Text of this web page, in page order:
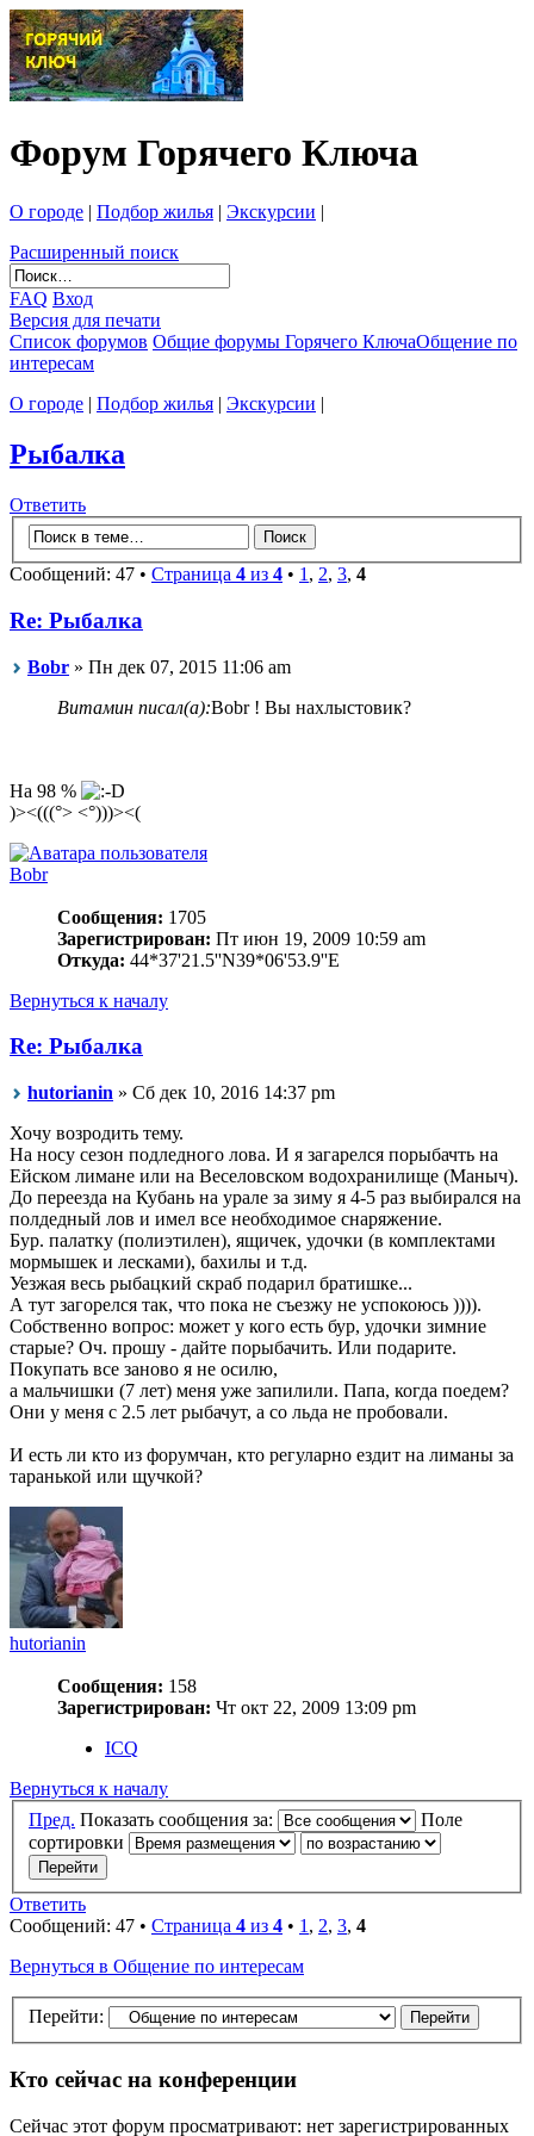
Форум Горячего Ключа
О городе | Подбор жилья | Экскурсии |
Расширенный поиск
FAQ Вход
Версия для печати
Список форумов Общие форумы Горячего КлючаОбщение по
интересам
О городе | Подбор жилья | Экскурсии |
Рыбалка
Ответить
Сообщений: 47 • Страница 4 из 4 • 1 , 2, 3, 4
Re: Рыбалка
Bobr » Пн дек 07, 2015 11:06 am
Витамин писал(а):Bobr ! Вы нахлыстовик?
На 98 %
)><(((°> <°)))><(
Bobr
Сообщения: 1705
Зарегистрирован: Пт июн 19, 2009 10:59 am
Откуда: 44*37'21.5''N39*06'53.9''E
Вернуться к началу
Re: Рыбалка
hutorianin » Сб дек 10, 2016 14:37 pm
Хочу возродить тему.
На носу сезон подледного лова. И я загарелся порыбачть на
Ейском лимане или на Веселовском водохранилище (Маныч).
До переезда на Кубань на урале за зиму я 4-5 раз выбирался на
полдедный лов и имел все необходимое снаряжение.
Бур. палатку (полиэтилен), ящичек, удочки (в комплектами
мормышек и лесками), бахилы и т.д.
Уезжая весь рыбацкий скраб подарил братишке...
А тут загорелся так, что пока не съезжу не успокоюсь )))).
Собственно вопрос: может у кого есть бур, удочки зимние
старые? Оч. прошу - дайте порыбачить. Или подарите.
Покупать все заново я не осилю,
а мальчишки (7 лет) меня уже запилили. Папа, когда поедем?
Они у меня с 2.5 лет рыбачут, а со льда не пробовали.
И есть ли кто из форумчан, кто регуларно ездит на лиманы за
таранькой или щучкой?
hutorianin
Сообщения: 158
Зарегистрирован: Чт окт 22, 2009 13:09 pm
ICQ
Вернуться к началу
Пред. Показать сообщения за:
Поле
сортировки
Ответить
Сообщений: 47 • Страница 4 из 4 • 1 , 2, 3, 4
Вернуться в Общение по интересам
Перейти:
Кто сейчас на конференции
Сейчас этот форум просматривают: нет зарегистрированных